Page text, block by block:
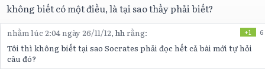
không biết có một điều, là tại sao thầy phải biết?
nhằm lúc 2:04 ngày 26/11/12,hhrằng: +1 6
Tôi thì không biết tại sao Socrates phải đọc hết cả bài mới tự hỏi
câu đó?